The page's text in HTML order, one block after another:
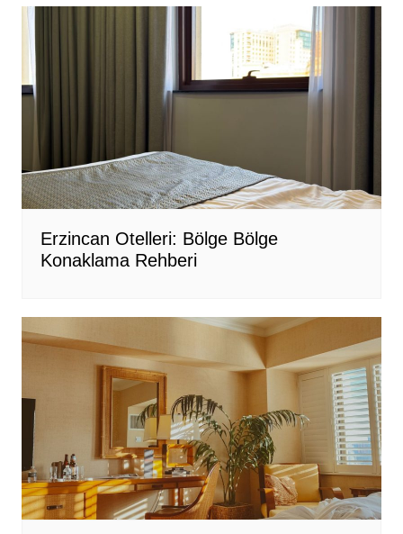
Erzincan Otelleri: Bölge Bölge
Konaklama Rehberi